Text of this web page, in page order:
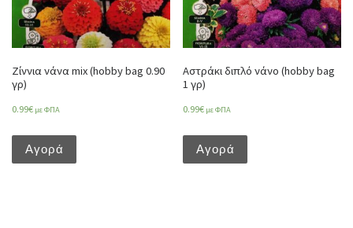
Ζίννια νάνα mix (hobby bag 0.90
γρ)
0.99€ με ΦΠΑ
Αγορά
Αστράκι διπλό νάνο (hobby bag
1 γρ)
0.99€ με ΦΠΑ
Αγορά